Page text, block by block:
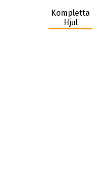
Kompletta
Hjul